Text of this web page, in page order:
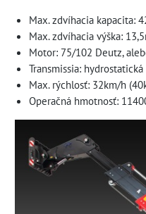
Max. zdvíhacia kapacita:
Max. zdvíhacia výška:
Motor: 75/102 Deutz,
Transmissia: hydrostatická
Max. rýchlosť: 32km/h
Operačná hmotnosť: